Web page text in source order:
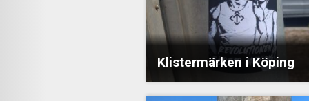
Klistermärken i Köping